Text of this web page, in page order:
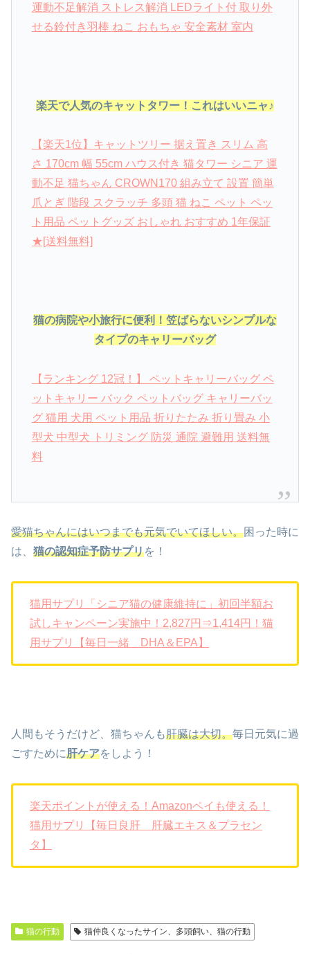
運動不足解消 ストレス解消 LEDライト付 取り外
せる鈴付き羽棒 ねこ おもちゃ 安全素材 室内
楽天で人気のキャットタワー！これはいいニャ♪
【楽天1位】キャットツリー 据え置き スリム 高
さ 170cm 幅 55cm ハウス付き 猫タワー シニア 運
動不足 猫ちゃん CROWN170 組み立て 設置 簡単
爪とぎ 階段 スクラッチ 多頭 猫 ねこ ペット ペッ
ト用品 ペットグッズ おしゃれ おすすめ 1年保証
★[送料無料]
猫の病院や小旅行に便利！笠ばらないシンプルな
タイプのキャリーバッグ
【ランキング 12冠！】 ペットキャリーバッグ ペ
ットキャリー バック ペットバッグ キャリーバッ
グ 猫用 犬用 ペット用品 折りたたみ 折り畳み 小
型犬 中型犬 トリミング 防災 通院 避難用 送料無
料
愛猫ちゃんにはいつまでも元気でいてほしい。困った時に
は、 猫の認知症予防サプリを！
猫用サプリ「シニア猫の健康維持に」初回半額お
試しキャンペーン実施中！2,827円⇒1,414円！猫
用サプリ【毎日一緒 DHA＆EPA】
人間もそうだけど、猫ちゃんも肝臓は大切。毎日元気に過
ごすために肝ケアをしよう！
楽天ポイントが使える！Amazonペイも使える！
猫用サプリ【毎日良肝 肝臓エキス＆プラセン
タ】
猫の行動 猫仲良くなったサイン、多頭飼い、猫の行動